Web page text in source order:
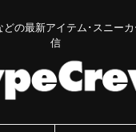
の最新アイテム･スニー
信